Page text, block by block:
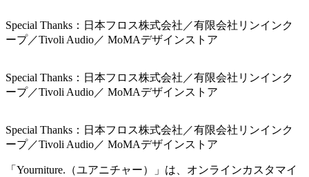
Special Thanks：日本フロス株式会社／有限会社リンインク
ープ／Tivoli Audio／ MoMAデザインストア
Special Thanks：日本フロス株式会社／有限会社リンインク
ープ／Tivoli Audio／ MoMAデザインストア
Special Thanks：日本フロス株式会社／有限会社リンインク
ープ／Tivoli Audio／ MoMAデザインストア
「Yourniture.（ユアニチャー）」は、オンラインカスタマイ